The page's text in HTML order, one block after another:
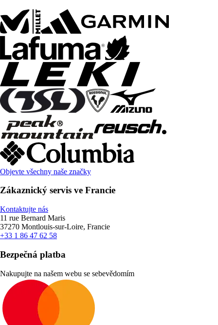
Objevte všechny naše značky
Zákaznický servis ve Francie
Kontaktujte nás
11 rue Bernard Maris
37270 Montlouis-sur-Loire, Francie
+33 1 86 47 62 58
Bezpečná platba
Nakupujte na našem webu se sebevědomím